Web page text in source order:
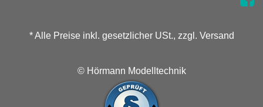
* Alle Preise inkl. gesetzlicher USt., zzgl. Versand
© Hörmann Modelltechnik